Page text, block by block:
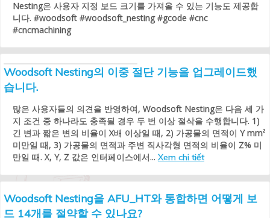
Nesting은 사용자 지정 보드 크기를 가져올 수 있는 기능도 제공합
니다. #woodsoft #woodsoft_nesting #gcode #cnc
#cncmachining
Woodsoft Nesting의 이중 절단 기능을 업그레이드했
습니다.
많은 사용자들의 의견을 반영하여, Woodsoft Nesting은 다음 세 가
지 조건 중 하나라도 충족될 경우 두 번 이상 절삭을 수행합니다. 1)
긴 변과 짧은 변의 비율이 X배 이상일 때, 2) 가공물의 면적이 Y mm²
미만일 때, 3) 가공물의 면적과 주변 직사각형 면적의 비율이 Z% 미
만일 때. X, Y, Z 값은 인터페이스에서... Xem chi tiết
Woodsoft Nesting을 AFU_HT와 통합하면 어떻게 보
드 14개를 절약할 수 있나요?